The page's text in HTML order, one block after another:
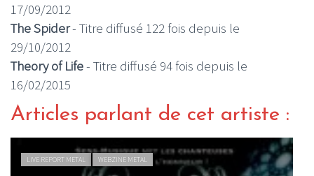
17/09/2012
The Spider- Titre diffusé 122 fois depuis le
29/10/2012
Theory of Life- Titre diffusé 94 fois depuis le
16/02/2015
Articles parlant de cet artiste :
ACTU METAL WEBZINE METAL